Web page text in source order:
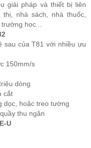
giải pháp và thiết bị liên
nhà sách, nhà thuốc,
học...
sau của T81 với nhiều ưu
150mm/s
dòng
cắt
dọc, hoặc treo tường
thu ngân
U